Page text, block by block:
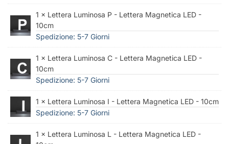
1 × Lettera Luminosa P - Lettera Magnetica LED -
10cm
Spedizione: 5-7 Giorni
1 × Lettera Luminosa C - Lettera Magnetica LED -
10cm
Spedizione: 5-7 Giorni
1 × Lettera Luminosa I - Lettera Magnetica LED - 10cm
Spedizione: 5-7 Giorni
1 × Lettera Luminosa L - Lettera Magnetica LED -